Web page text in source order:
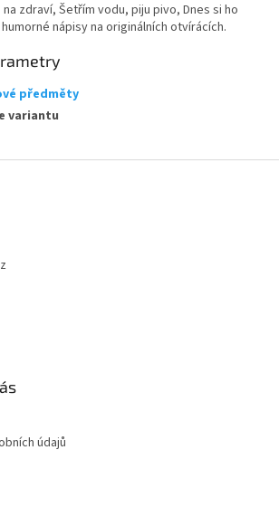
zdraví, Šetřím vodu, piju pivo, Dnes si ho
nápisy na originálních otvírácích.
předměty
variantu
údajů